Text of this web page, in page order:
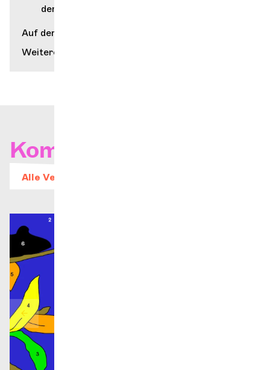
der Stadt Genf (Grütli)
Auf der Karte anzeigen
Weitere Informationen
Kommende Konzerte
Alle Veranstaltungen